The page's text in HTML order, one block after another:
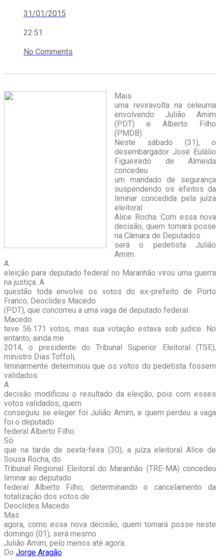
31/01/2015
22:51
No Comments
Mais
uma reviravolta na celeuma
envolvendo Julião Amim
(PDT) e Alberto Filho
(PMDB).
Neste sábado (31), o
desembargador José Eulálio
Figueiredo de Almeida
concedeu
um mandado de segurança
suspendendo os efeitos da
liminar concedida pela juíza
eleitoral
Alice Rocha. Com essa nova
decisão, quem tomará posse
na Câmara de Deputados
será o pedetista Julião
Amim.
A
eleição para deputado federal no Maranhão virou uma guerra
na justiça. A
questão toda envolve os votos do ex-prefeito de Porto
Franco, Deoclides Macedo
(PDT), que concorreu a uma vaga de deputado federal.
Macedo
teve 56.171 votos, mas sua votação estava sob judice. No
entanto, ainda me
2014, o presidente do Tribunal Superior Eleitoral (TSE),
ministro Dias Toffoli,
liminarmente determinou que os votos do pedetista fossem
validados.
A
decisão modificou o resultado da eleição, pois com esses
votos validados, quem
conseguiu se eleger foi Julião Amim, e quem perdeu a vaga
foi o deputado
federal Alberto Filho.
Só
que na tarde de sexta-feira (30), a juíza eleitoral Alice de
Sousa Rocha, do
Tribunal Regional Eleitoral do Maranhão (TRE-MA) concedeu
liminar ao deputado
federal Alberto Filho, determinando o cancelamento da
totalização dos votos de
Deoclides Macedo.
Mas
agora, como essa nova decisão, quem tomará posse neste
domingo (01), será mesmo
Julião Amim, pelo menos até agora.
Do Jorge Aragão